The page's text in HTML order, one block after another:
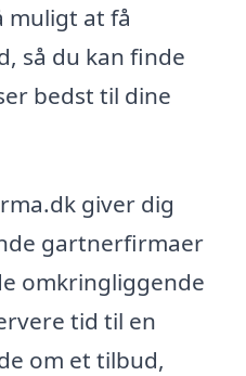
muligt at få
så du kan finde
bedst til dine
giver dig
gartnerfirmaer
omkringliggende
tid til en
om et tilbud,